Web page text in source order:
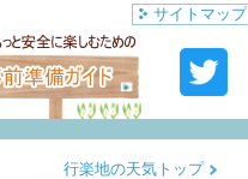
サイトマップ
行楽地の天気トップ